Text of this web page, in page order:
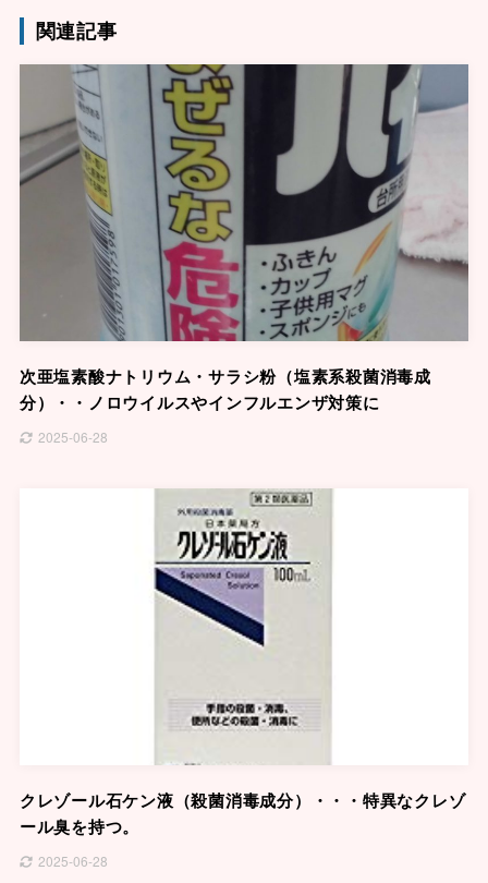
関連記事
次亜塩素酸ナトリウム・サラシ粉（塩素系殺菌消毒成
分）・・ノロウイルスやインフルエンザ対策に
2025-06-28
クレゾール石ケン液（殺菌消毒成分）・・・特異なクレゾ
ール臭を持つ。
2025-06-28